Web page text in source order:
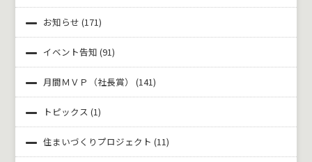
お知らせ (171)
イベント告知 (91)
月間ＭＶＰ（社長賞） (141)
トピックス (1)
住まいづくりプロジェクト (11)